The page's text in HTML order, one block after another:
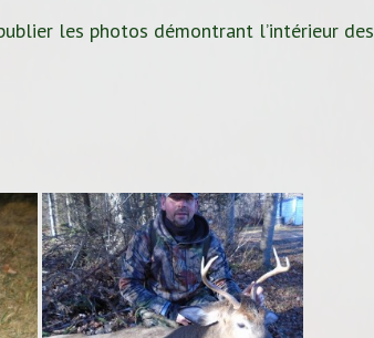
les photos démontrant l’intérieur des